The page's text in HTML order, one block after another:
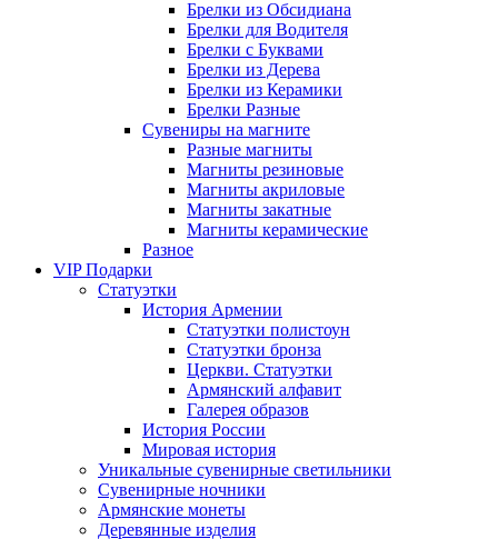
Брелки из Обсидиана
Брелки для Водителя
Брелки с Буквами
Брелки из Дерева
Брелки из Керамики
Брелки Разные
Сувениры на магните
Разные магниты
Магниты резиновые
Магниты акриловые
Магниты закатные
Магниты керамические
Разное
VIP Подарки
Статуэтки
История Армении
Статуэтки полистоун
Статуэтки бронза
Церкви. Статуэтки
Армянский алфавит
Галерея образов
История России
Мировая история
Уникальные сувенирные светильники
Сувенирные ночники
Армянские монеты
Деревянные изделия